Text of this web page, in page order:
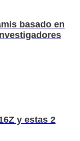
basado en
y estas 2